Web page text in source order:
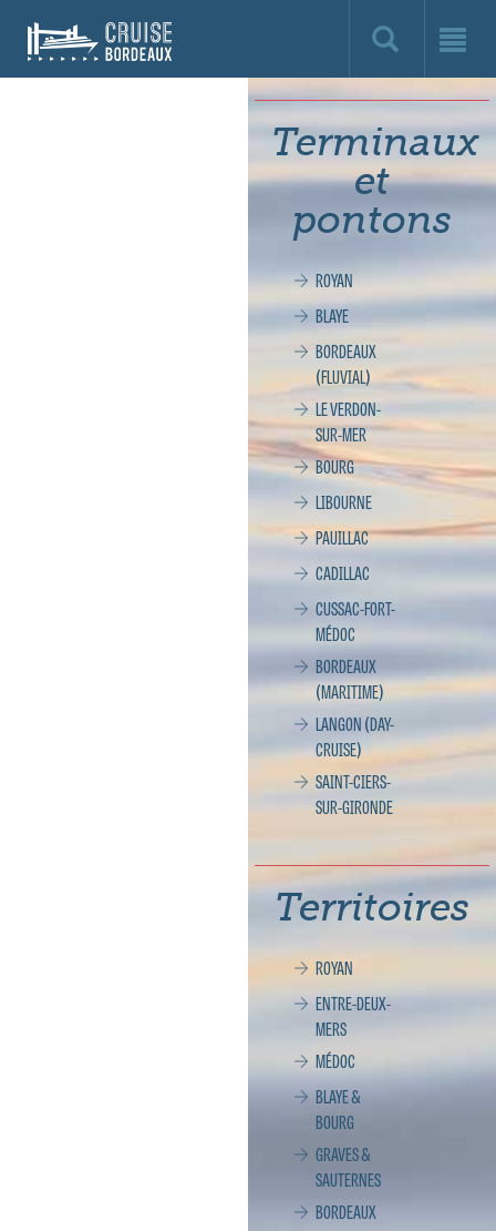
Cruise
Bordeaux,
Terminaux
et
pontons
ROYAN
BLAYE
BORDEAUX
(FLUVIAL)
LE VERDON-
SUR-MER
BOURG
LIBOURNE
PAUILLAC
CADILLAC
CUSSAC-FORT-
MÉDOC
BORDEAUX
(MARITIME)
LANGON (DAY-
CRUISE)
SAINT-CIERS-
SUR-GIRONDE
Territoires
ROYAN
ENTRE-DEUX-
MERS
MÉDOC
BLAYE &
BOURG
GRAVES &
SAUTERNES
BORDEAUX